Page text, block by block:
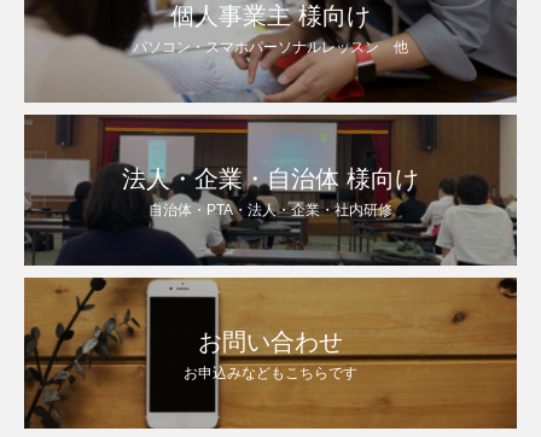
個人事業主 様向け
パソコン・スマホパーソナルレッスン 他
法人・企業・自治体 様向け
自治体・PTA・法人・企業・社内研修
お問い合わせ
お申込みなどもこちらです